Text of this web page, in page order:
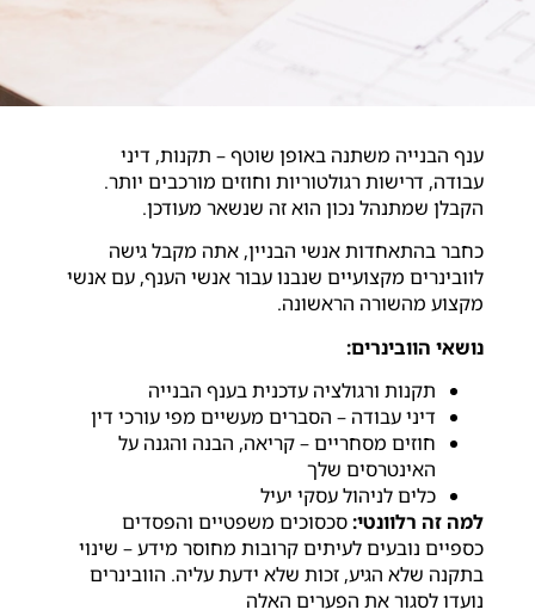
ענף הבנייה משתנה באופן שוטף – תקנות, דיני
עבודה, דרישות רגולטוריות וחוזים מורכבים יותר.
הקבלן שמתנהל נכון הוא זה שנשאר מעודכן.
כחבר בהתאחדות אנשי הבניין, אתה מקבל גישה
לוובינרים מקצועיים שנבנו עבור אנשי הענף, עם אנשי
מקצוע מהשורה הראשונה.
נושאי הוובינרים:
תקנות ורגולציה עדכנית בענף הבנייה
דיני עבודה – הסברים מעשיים מפי עורכי דין
חוזים מסחריים – קריאה, הבנה והגנה על
האינטרסים שלך
כלים לניהול עסקי יעיל
למה זה רלוונטי:סכסוכים משפטיים והפסדים
כספיים נובעים לעיתים קרובות מחוסר מידע – שינוי
בתקנה שלא הגיע, זכות שלא ידעת עליה. הוובינרים
נועדו לסגור את הפערים האלה